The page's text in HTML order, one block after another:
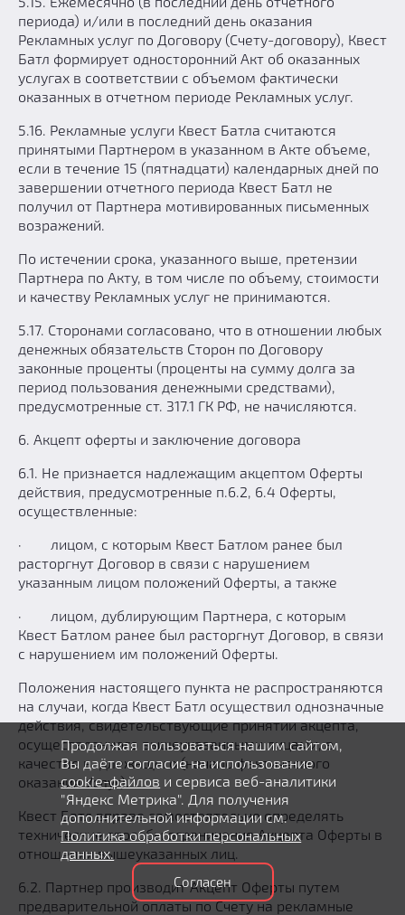
периода) и/или в последний день оказания
Рекламных услуг по Договору (Счету-договору), Квест
Батл формирует односторонний Акт об оказанных
услугах в соответствии с объемом фактически
оказанных в отчетном периоде Рекламных услуг.
5.16. Рекламные услуги Квест Батла считаются
принятыми Партнером в указанном в Акте объеме,
если в течение 15 (пятнадцати) календарных дней по
завершении отчетного периода Квест Батл не
получил от Партнера мотивированных письменных
возражений.
По истечении срока, указанного выше, претензии
Партнера по Акту, в том числе по объему, стоимости
и качеству Рекламных услуг не принимаются.
5.17. Сторонами согласовано, что в отношении любых
денежных обязательств Сторон по Договору
законные проценты (проценты на сумму долга за
период пользования денежными средствами),
предусмотренные ст. 317.1 ГК РФ, не начисляются.
6. Акцепт оферты и заключение договора
6.1. Не признается надлежащим акцептом Оферты
действия, предусмотренные п.6.2, 6.4 Оферты,
осуществленные:
· лицом, с которым Квест Батлом ранее был
расторгнут Договор в связи с нарушением
указанным лицом положений Оферты, а также
· лицом, дублирующим Партнера, с которым
Квест Батлом ранее был расторгнут Договор, в связи
с нарушением им положений Оферты.
Положения настоящего пункта не распространяются
на случаи, когда Квест Батл осуществил однозначные
действия, свидетельствующие принятии акцепта,
осуществленного вышеуказанными лицами, в
качестве надлежащего (начало фактического
оказания Услуг).
Квест Батл вправе самостоятельно определять
технические способы ограничения Акцепта Оферты в
отношении вышеуказанных лиц.
6.2. Партнер производит Акцепт Оферты путем
предварительной оплаты по Счету на рекламные
Продолжая пользоваться нашим сайтом,
Вы даёте согласие на использование
cookie-файлов и сервиса веб-аналитики
"Яндекс Метрика". Для получения
дополнительной информации см.
Политика обработки персональных
данных.
Согласен